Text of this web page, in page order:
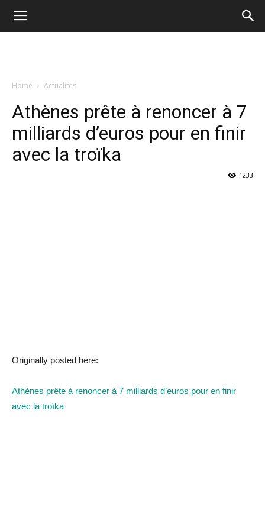
Home Actualites
Athènes prête à renoncer à 7
milliards d’euros pour en finir
avec la troïka
1233
Originally posted here:
Athènes prête à renoncer à 7 milliards d’euros pour en finir
avec la troïka